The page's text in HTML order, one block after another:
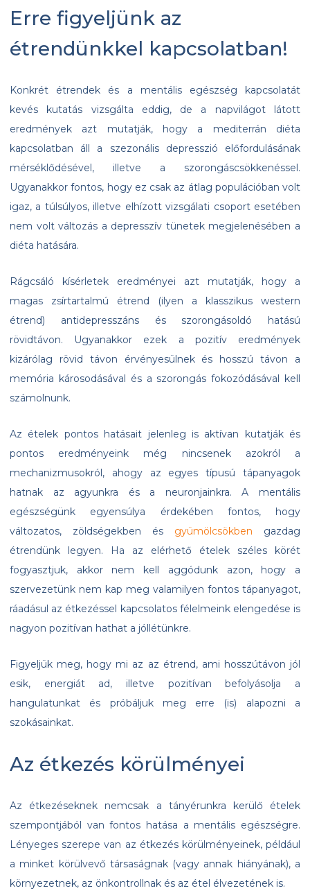
Erre figyeljünk az
étrendünkkel kapcsolatban!
Konkrét étrendek és a mentális egészség kapcsolatát
kevés kutatás vizsgálta eddig, de a napvilágot látott
eredmények azt mutatják, hogy a mediterrán diéta
kapcsolatban áll a szezonális depresszió előfordulásának
mérséklődésével, illetve a szorongáscsökkenéssel.
Ugyanakkor fontos, hogy ez csak az átlag populációban volt
igaz, a túlsúlyos, illetve elhízott vizsgálati csoport esetében
nem volt változás a depresszív tünetek megjelenésében a
diéta hatására.
Rágcsáló kísérletek eredményei azt mutatják, hogy a
magas zsírtartalmú étrend (ilyen a klasszikus western
étrend) antidepresszáns és szorongásoldó hatású
rövidtávon. Ugyanakkor ezek a pozitív eredmények
kizárólag rövid távon érvényesülnek és hosszú távon a
memória károsodásával és a szorongás fokozódásával kell
számolnunk.
Az ételek pontos hatásait jelenleg is aktívan kutatják és
pontos eredményeink még nincsenek azokról a
mechanizmusokról, ahogy az egyes típusú tápanyagok
hatnak az agyunkra és a neuronjainkra. A mentális
egészségünk egyensúlya érdekében fontos, hogy
változatos, zöldségekben és gyümölcsökben gazdag
étrendünk legyen. Ha az elérhető ételek széles körét
fogyasztjuk, akkor nem kell aggódunk azon, hogy a
szervezetünk nem kap meg valamilyen fontos tápanyagot,
ráadásul az étkezéssel kapcsolatos félelmeink elengedése is
nagyon pozitívan hathat a jóllétünkre.
Figyeljük meg, hogy mi az az étrend, ami hosszútávon jól
esik, energiát ad, illetve pozitívan befolyásolja a
hangulatunkat és próbáljuk meg erre (is) alapozni a
szokásainkat.
Az étkezés körülményei
Az étkezéseknek nemcsak a tányérunkra kerülő ételek
szempontjából van fontos hatása a mentális egészségre.
Lényeges szerepe van az étkezés körülményeinek, például
a minket körülvevő társaságnak (vagy annak hiányának), a
környezetnek, az önkontrollnak és az étel élvezetének is.